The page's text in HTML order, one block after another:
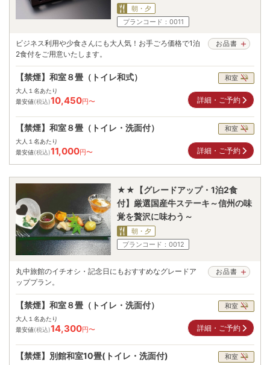
朝・夕
プランコード： 0011
ビジネス利用や少食さんにも大人気！お手ごろ価格で1泊
2食付をご用意いたします。
お品書
【禁煙】和室８畳（トイレ和式） 和室
詳細・ご予約
大人１名あたり
最安値(税込)10,450円〜
【禁煙】和室８畳（トイレ・洗面付） 和室
詳細・ご予約
大人１名あたり
最安値(税込)11,000円〜
★★【グレードアップ・1泊2食
付】厳選国産牛ステーキ～信州の味
覚を贅沢に味わう～
朝・夕
プランコード： 0012
丸中旅館のイチオシ・記念日にもおすすめなグレードア
ッププラン。
お品書
【禁煙】和室８畳（トイレ・洗面付） 和室
詳細・ご予約
大人１名あたり
最安値(税込)14,300円〜
【禁煙】別館和室10畳(トイレ・洗面付) 和室